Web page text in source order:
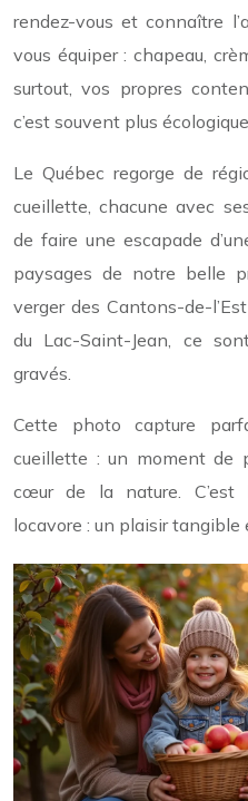
rendez-vous et connaître
vous équiper : chapeau,
surtout, vos propres
c’est souvent plus
Le Québec regorge de
cueillette, chacune avec
de faire une escapade
paysages de notre belle
verger des Cantons-de-
du Lac-Saint-Jean, ce
gravés.
Cette photo capture
cueillette : un moment de
cœur de la nature. C’est
locavore : un plaisir tangible